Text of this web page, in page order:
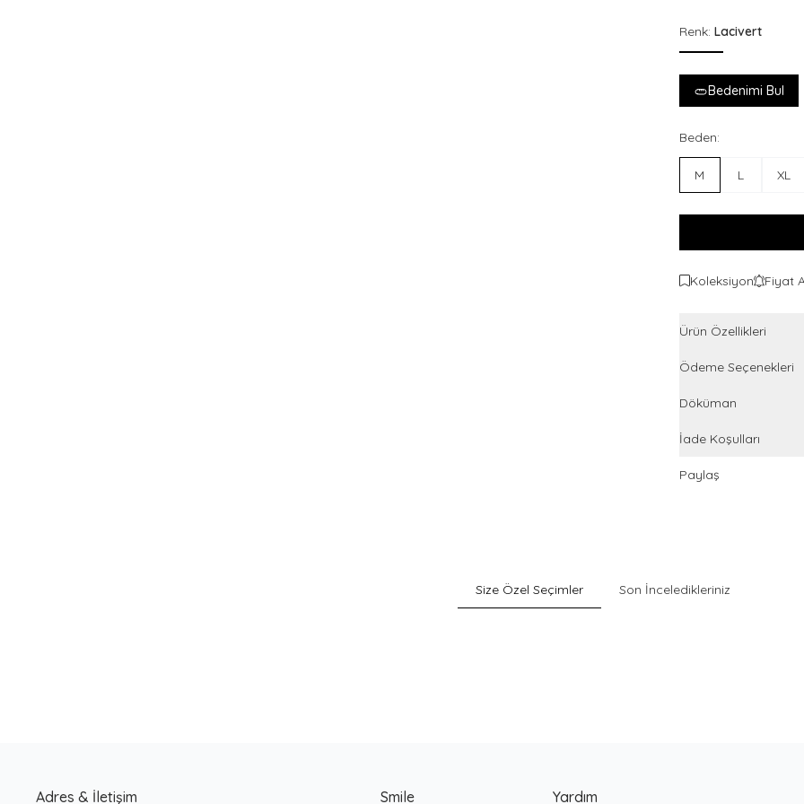
Renk: Lacivert
Bedenimi Bul
Beden:
M L XL
Koleksiyon Fiyat
Ürün Özellikleri
Ödeme Seçenekleri
Döküman
İade Koşulları
Paylaş
Size Özel Seçimler Son İnceledikleriniz
Adres & İletişim Smile Yardım